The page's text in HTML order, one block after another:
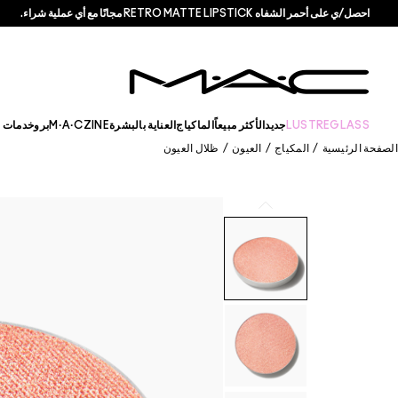
احصل/ي على أحمر الشفاه RETRO MATTE LIPSTICK مجانًا مع أي عملية شراء.
LUSTREGLASS جديدالأكثر مبيعاً الماكياج العناية بالبشرةM·A·CZINEبروخدمات
الصفحة الرئيسية / المكياج / العيون / ظلال العيون